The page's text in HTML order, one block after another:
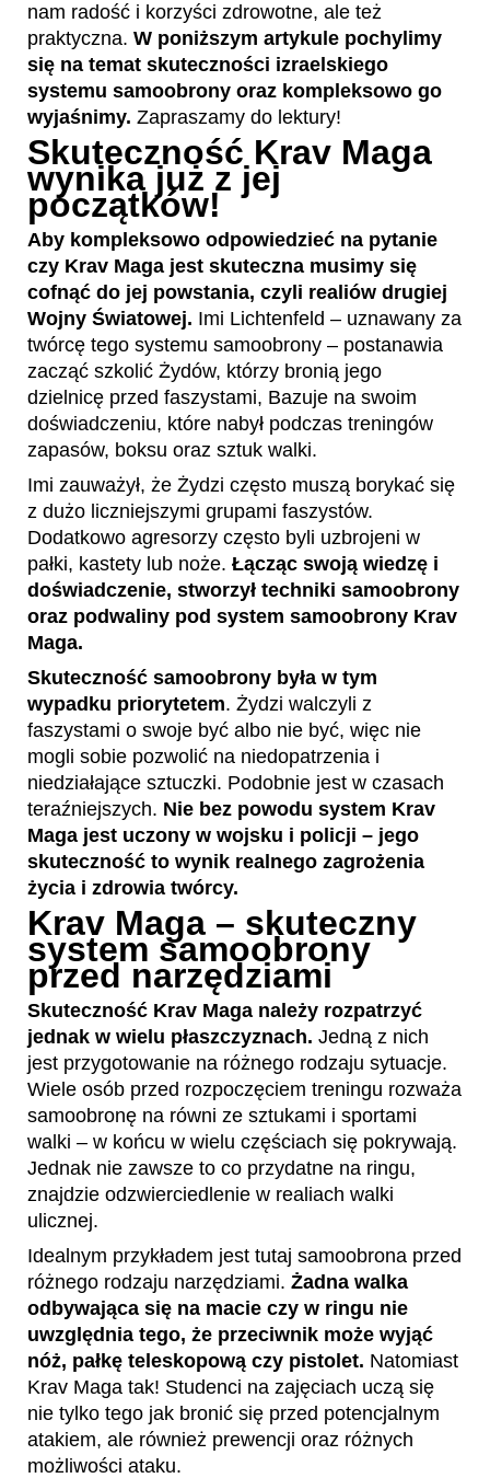
nam radość i korzyści zdrowotne, ale też
praktyczna. W poniższym artykule pochylimy
się na temat skuteczności izraelskiego
systemu samoobrony oraz kompleksowo go
wyjaśnimy. Zapraszamy do lektury!
Skuteczność Krav Maga
wynika już z jej
początków!
Aby kompleksowo odpowiedzieć na pytanie
czy Krav Maga jest skuteczna musimy się
cofnąć do jej powstania, czyli realiów drugiej
Wojny Światowej. Imi Lichtenfeld – uznawany za
twórcę tego systemu samoobrony – postanawia
zacząć szkolić Żydów, którzy bronią jego
dzielnicę przed faszystami, Bazuje na swoim
doświadczeniu, które nabył podczas treningów
zapasów, boksu oraz sztuk walki.
Imi zauważył, że Żydzi często muszą borykać się
z dużo liczniejszymi grupami faszystów.
Dodatkowo agresorzy często byli uzbrojeni w
pałki, kastety lub noże. Łącząc swoją wiedzę i
doświadczenie, stworzył techniki samoobrony
oraz podwaliny pod system samoobrony Krav
Maga.
Skuteczność samoobrony była w tym
wypadku priorytetem. Żydzi walczyli z
faszystami o swoje być albo nie być, więc nie
mogli sobie pozwolić na niedopatrzenia i
niedziałające sztuczki. Podobnie jest w czasach
teraźniejszych. Nie bez powodu system Krav
Maga jest uczony w wojsku i policji – jego
skuteczność to wynik realnego zagrożenia
życia i zdrowia twórcy.
Krav Maga – skuteczny
system samoobrony
przed narzędziami
Skuteczność Krav Maga należy rozpatrzyć
jednak w wielu płaszczyznach. Jedną z nich
jest przygotowanie na różnego rodzaju sytuacje.
Wiele osób przed rozpoczęciem treningu rozważa
samoobronę na równi ze sztukami i sportami
walki – w końcu w wielu częściach się pokrywają.
Jednak nie zawsze to co przydatne na ringu,
znajdzie odzwierciedlenie w realiach walki
ulicznej.
Idealnym przykładem jest tutaj samoobrona przed
różnego rodzaju narzędziami. Żadna walka
odbywająca się na macie czy w ringu nie
uwzględnia tego, że przeciwnik może wyjąć
nóż, pałkę teleskopową czy pistolet. Natomiast
Krav Maga tak! Studenci na zajęciach uczą się
nie tylko tego jak bronić się przed potencjalnym
atakiem, ale również prewencji oraz różnych
możliwości ataku.